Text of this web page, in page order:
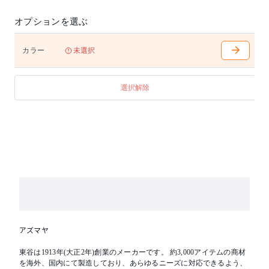
オプションを選ぶ
カラー 未選択
選択解除
アズマヤ
東谷は1913年(大正2年)創業のメーカーです。 約3,000アイテムの商材
を海外、国内にて製造しており、あらゆるニーズに対応できるよう、